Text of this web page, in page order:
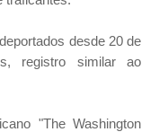
desde 20 de
registro similar ao
"The Washington